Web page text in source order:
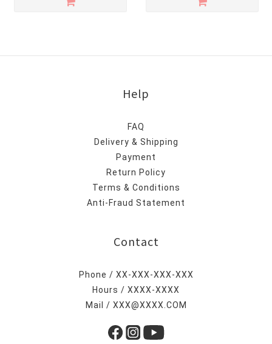
Help
FAQ
Delivery & Shipping
Payment
Return Policy
Terms & Conditions
Anti-Fraud Statement
Contact
Phone / XX-XXX-XXX-XXX
Hours / XXXX-XXXX
Mail / XXX@XXXX.COM